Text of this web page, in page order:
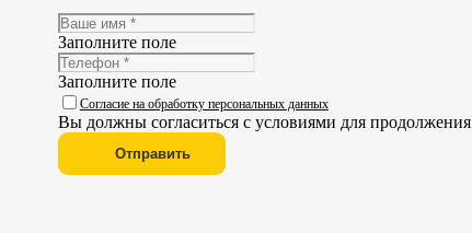
Заполните поле
Заполните поле
Согласие на обработку персональных данных
Вы должны согласиться с условиями для продолжения
Отправить